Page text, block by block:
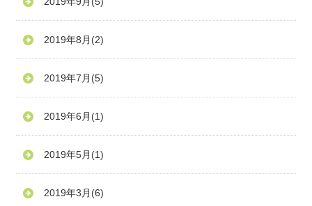
2019年8月 (2)
2019年7月 (5)
2019年6月 (1)
2019年5月 (1)
2019年3月 (6)